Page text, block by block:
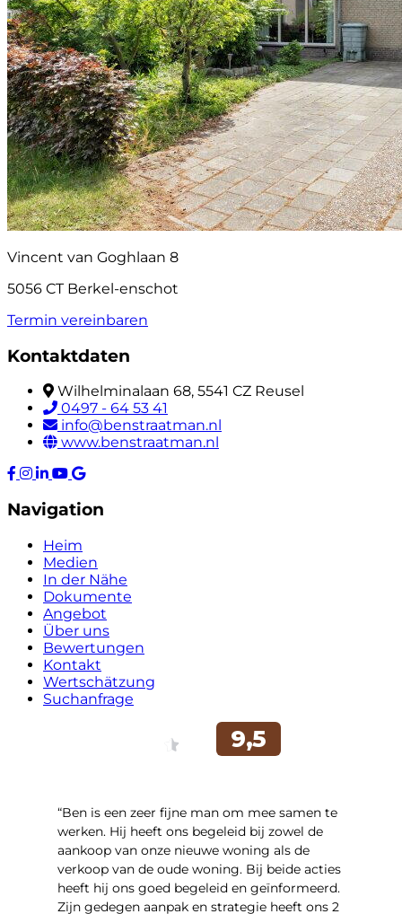
Vincent van Goghlaan 8
5056 CT Berkel-enschot
Termin vereinbaren
Kontaktdaten
Wilhelminalaan 68, 5541 CZ Reusel
0497 - 64 53 41
info@benstraatman.nl
www.benstraatman.nl
Navigation
Heim
Medien
In der Nähe
Dokumente
Angebot
Über uns
Bewertungen
Kontakt
Wertschätzung
Suchanfrage
“Ben is een zeer fijne man om mee samen te
werken. Hij heeft ons begeleid bij zowel de
aankoop van onze nieuwe woning als de
verkoop van de oude woning. Bij beide acties
heeft hij ons goed begeleid en geïnformeerd.
Zijn gedegen aanpak en strategie heeft ons 2